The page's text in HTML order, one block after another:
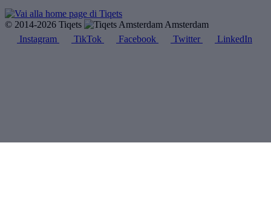
© 2014-2026 Tiqets
Amsterdam
Instagram
TikTok Facebook Twitter LinkedIn